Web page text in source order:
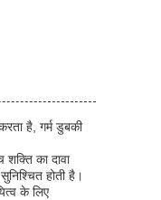
है, गर्म डुबकी
का दावा
होती है।
के लिए